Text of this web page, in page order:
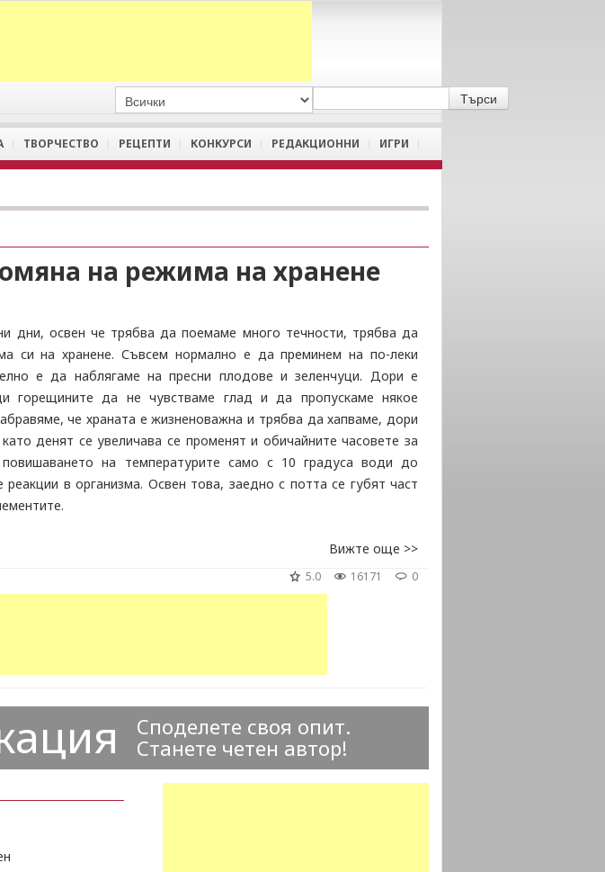
ТВОРЧЕСТВО РЕЦЕПТИ КОНКУРСИ РЕДАКЦИОННИ ИГРИ
на режима на хранене
дни, освен че трябва да поемаме много течности, трябва да
си на хранене. Съвсем нормално е да преминем на по-леки
е да наблягаме на пресни плодове и зеленчуци. Дори е
горещините да не чувстваме глад и да пропускаме някое
че храната е жизненоважна и трябва да хапваме, дори
денят се увеличава се променят и обичайните часовете за
на температурите само с 10 градуса води до
реакции в организма. Освен това, заедно с потта се губят част
Вижте още >>
0
16171
5.0
Споделете своя опит.
Станете четен автор!